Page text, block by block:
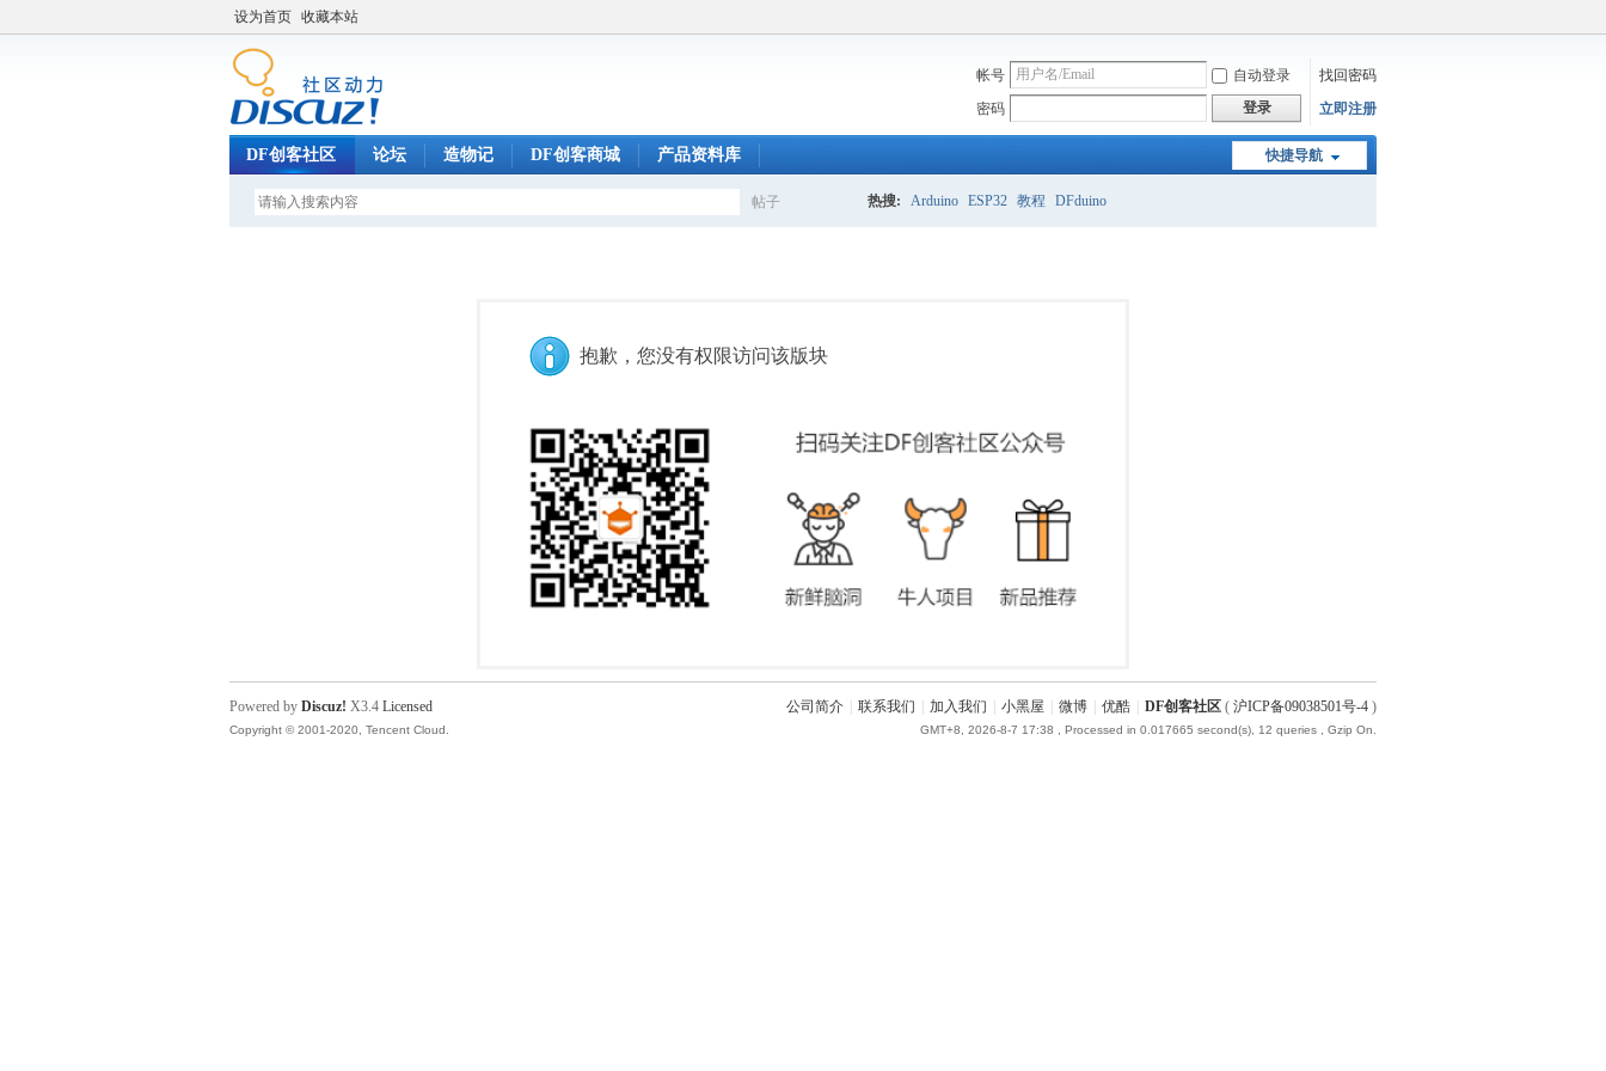
设为首页 收藏本站
帐号 自动登录
找回密码
密码
登录 立即注册
快捷导航
DF创客社区 论坛 造物记 DF创客商城 产品资料库
帖子 热搜: Arduino ESP32 教程 DFduino
抱歉，您没有权限访问该版块
公司简介 联系我们 加入我们 小黑屋 微博 优酷 DF创客社区 ( 沪ICP备09038501号-4 )
GMT+8, 2026-8-7 17:38 , Processed in 0.017665 second(s), 12 queries , Gzip On.
Powered by Discuz! X3.4 Licensed
Copyright © 2001-2020, Tencent Cloud.